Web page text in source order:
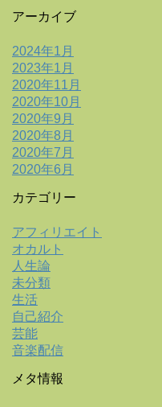
アーカイブ
2024年1月
2023年1月
2020年11月
2020年10月
2020年9月
2020年8月
2020年7月
2020年6月
カテゴリー
アフィリエイト
オカルト
人生論
未分類
生活
自己紹介
芸能
音楽配信
メタ情報